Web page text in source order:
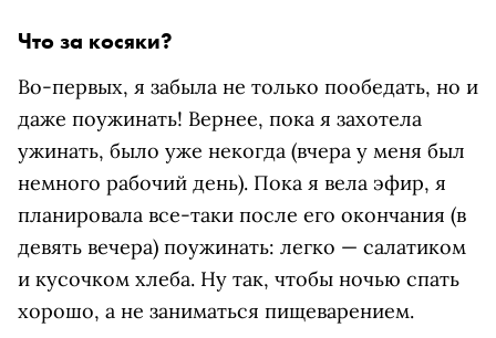
Что за косяки?
Во-первых, я забыла не только пообедать, но и
даже поужинать! Вернее, пока я захотела
ужинать, было уже некогда (вчера у меня был
немного рабочий день). Пока я вела эфир, я
планировала все-таки после его окончания (в
девять вечера) поужинать: легко — салатиком
и кусочком хлеба. Ну так, чтобы ночью спать
хорошо, а не заниматься пищеварением.